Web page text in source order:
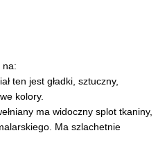
na:
ten jest gładki, sztuczny,
kolory.
ma widoczny splot tkaniny,
Ma szlachetnie